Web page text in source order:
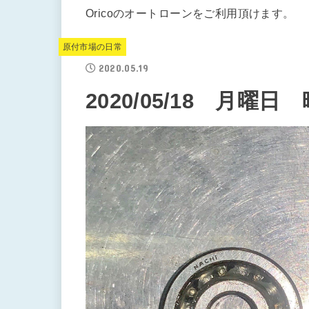
Oricoのオートローンをご利用頂けます。
原付市場の日常
2020.05.19
2020/05/18 月曜日